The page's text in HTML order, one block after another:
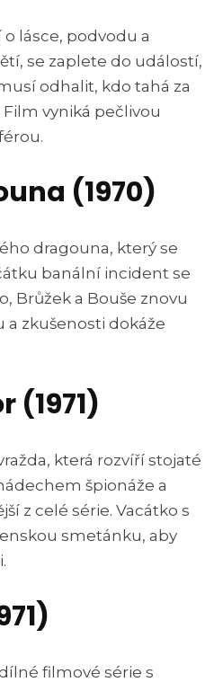
lásce, podvodu a
se zaplete do událostí,
odhalit, kdo tahá za
vyniká pečlivou
(1970)
dragouna, který se
banální incident se
Brůžek a Bouše znovu
zkušenosti dokáže
(1971)
která rozvíří stojaté
špionáže a
z celé série. Vacátko s
smetánku, aby
filmové série s